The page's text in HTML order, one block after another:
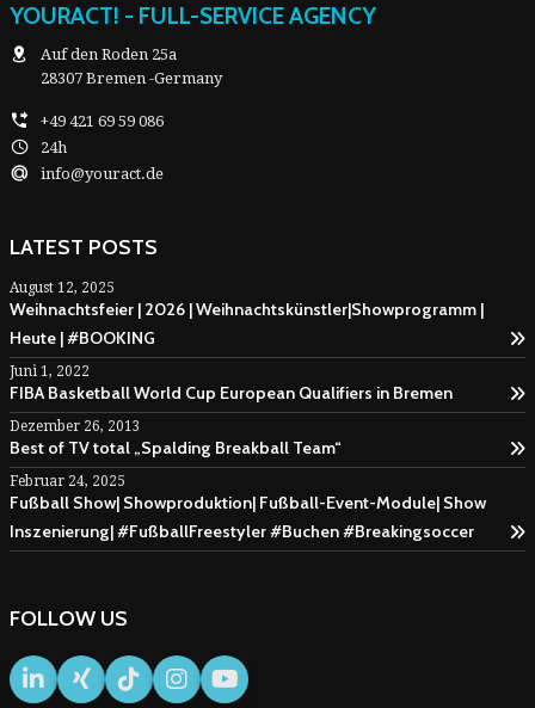
YOURACT! - FULL-SERVICE AGENCY
Auf den Roden 25a
28307 Bremen -Germany
+49 421 69 59 086
24h
info@youract.de
LATEST POSTS
August 12, 2025
Weihnachtsfeier | 2026 | Weihnachtskünstler|Showprogramm |
Heute | #BOOKING
Juni 1, 2022
FIBA Basketball World Cup European Qualifiers in Bremen
Dezember 26, 2013
Best of TV total „Spalding Breakball Team“
Februar 24, 2025
Fußball Show| Showproduktion| Fußball-Event-Module| Show
Inszenierung| #FußballFreestyler #Buchen #Breakingsoccer
FOLLOW US